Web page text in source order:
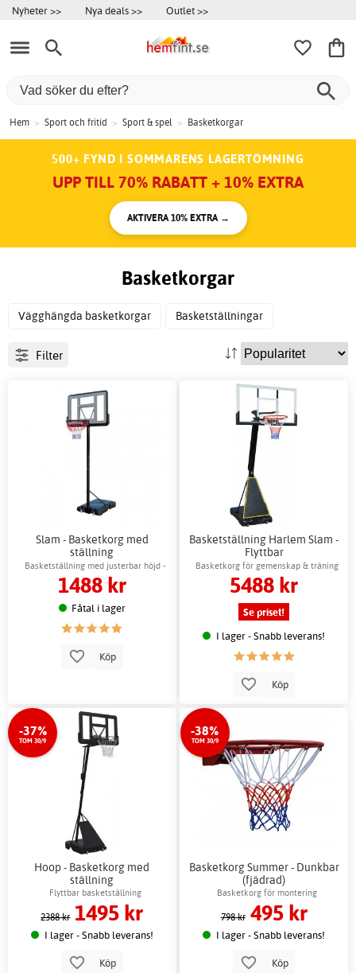
Nyheter >> Nya deals >> Outlet >>
Hem > Sport och fritid > Sport & spel > Basketkorgar
500+ FYND I SOMMARENS LAGERTÖMNING
UPP TILL 70% RABATT + 10% EXTRA
AKTIVERA 10% EXTRA →
Basketkorgar
Vägghängda basketkorgar Basketställningar
Filter
Slam - Basketkorg med
ställning
Basketställning med justerbar höjd -
Flyttbar
1488 kr
Fåtal i lager
Köp
Basketställning Harlem Slam -
Flyttbar
Basketkorg för gemenskap & träning
5488 kr
Se priset!
I lager - Snabb leverans!
Köp
-37%
TOM 30/9
Hoop - Basketkorg med
ställning
Flyttbar basketställning
2388 kr 1495 kr
I lager - Snabb leverans!
Köp
-38%
TOM 30/9
Basketkorg Summer - Dunkbar
(fjädrad)
Basketkorg för montering
798 kr 495 kr
I lager - Snabb leverans!
Köp